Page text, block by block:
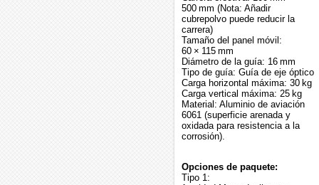
500 mm (Nota: Añadir
cubrepolvo puede reducir la
carrera)
Tamaño del panel móvil:
60 × 115 mm
Diámetro de la guía: 16 mm
Tipo de guía: Guía de eje óptico
Carga horizontal máxima: 30 kg
Carga vertical máxima: 25 kg
Material: Aluminio de aviación
6061 (superficie arenada y
oxidada para resistencia a la
corrosión).
Opciones de paquete:
Tipo 1: